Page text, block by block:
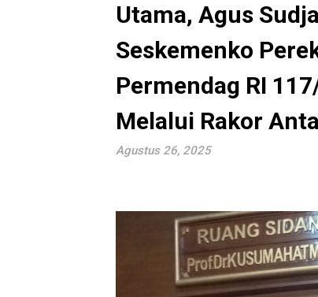
Utama, Agus
Seskemenko
Permendag RI
Melalui Rakor
Agustus 26, 2025